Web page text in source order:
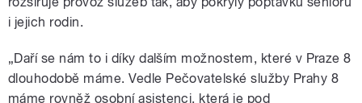
i jejich rodin.
„Daří se nám to i díky dalším možnostem, které v Praze 8
dlouhodobě máme. Vedle Pečovatelské služby Prahy 8
máme rovněž osobní asistenci, která je pod